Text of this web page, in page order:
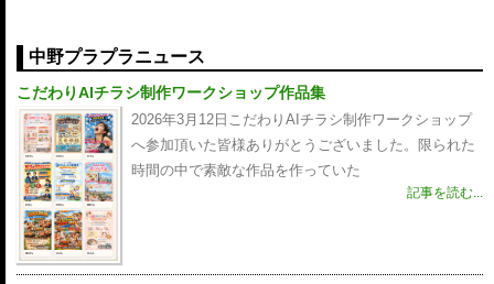
中野プラプラニュース
こだわりAIチラシ制作ワークショップ作品集
2026年3月12日こだわりAIチラシ制作ワークショップ
へ参加頂いた皆様ありがとうございました。限られた
時間の中で素敵な作品を作っていた
記事を読む...